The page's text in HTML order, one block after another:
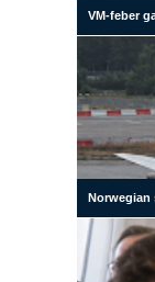
VM-feber
Norwegian